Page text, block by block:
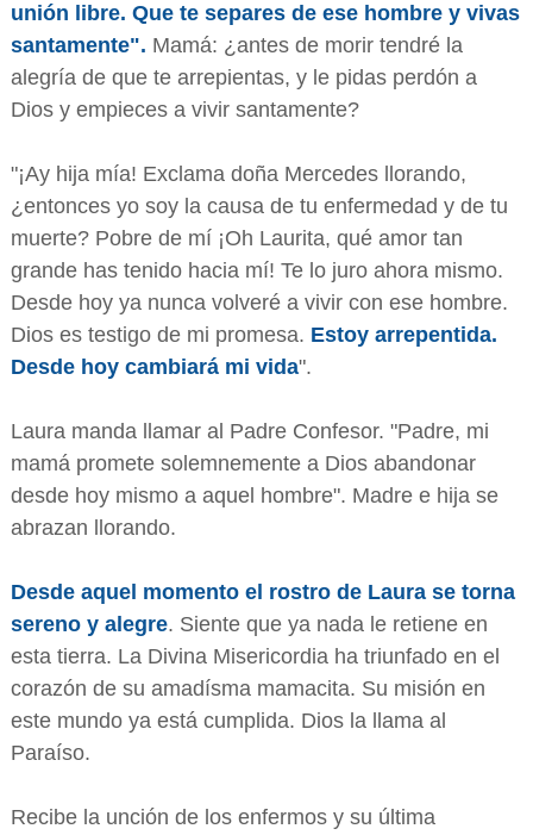
unión libre. Que te separes de ese hombre y vivas
santamente". Mamá: ¿antes de morir tendré la
alegría de que te arrepientas, y le pidas perdón a
Dios y empieces a vivir santamente?
"¡Ay hija mía! Exclama doña Mercedes llorando,
¿entonces yo soy la causa de tu enfermedad y de tu
muerte? Pobre de mí ¡Oh Laurita, qué amor tan
grande has tenido hacia mí! Te lo juro ahora mismo.
Desde hoy ya nunca volveré a vivir con ese hombre.
Dios es testigo de mi promesa. Estoy arrepentida.
Desde hoy cambiará mi vida".
Laura manda llamar al Padre Confesor. "Padre, mi
mamá promete solemnemente a Dios abandonar
desde hoy mismo a aquel hombre". Madre e hija se
abrazan llorando.
Desde aquel momento el rostro de Laura se torna
sereno y alegre. Siente que ya nada le retiene en
esta tierra. La Divina Misericordia ha triunfado en el
corazón de su amadísma mamacita. Su misión en
este mundo ya está cumplida. Dios la llama al
Paraíso.
Recibe la unción de los enfermos y su última